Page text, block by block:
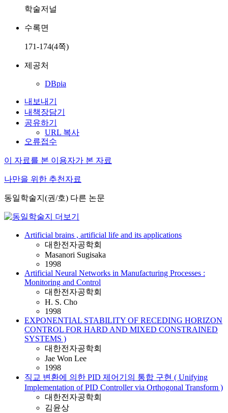
학술저널
수록면
171-174(4쪽)
제공처
DBpia
내보내기
내책장담기
공유하기
URL 복사
오류접수
이 자료를 본 이용자가 본 자료
나만을 위한 추천자료
동일학술지(권/호) 다른 논문
Artificial brains , artificial life and its applications
대한전자공학회
Masanori Sugisaka
1998
Artificial Neural Networks in Manufacturing Processes :
Monitoring and Control
대한전자공학회
H. S. Cho
1998
EXPONENTIAL STABILITY OF RECEDING HORIZON
CONTROL FOR HARD AND MIXED CONSTRAINED
SYSTEMS )
대한전자공학회
Jae Won Lee
1998
직교 변환에 의한 PID 제어기의 통합 구현 ( Unifying
Implementation of PID Controller via Orthogonal Transform )
대한전자공학회
김윤상